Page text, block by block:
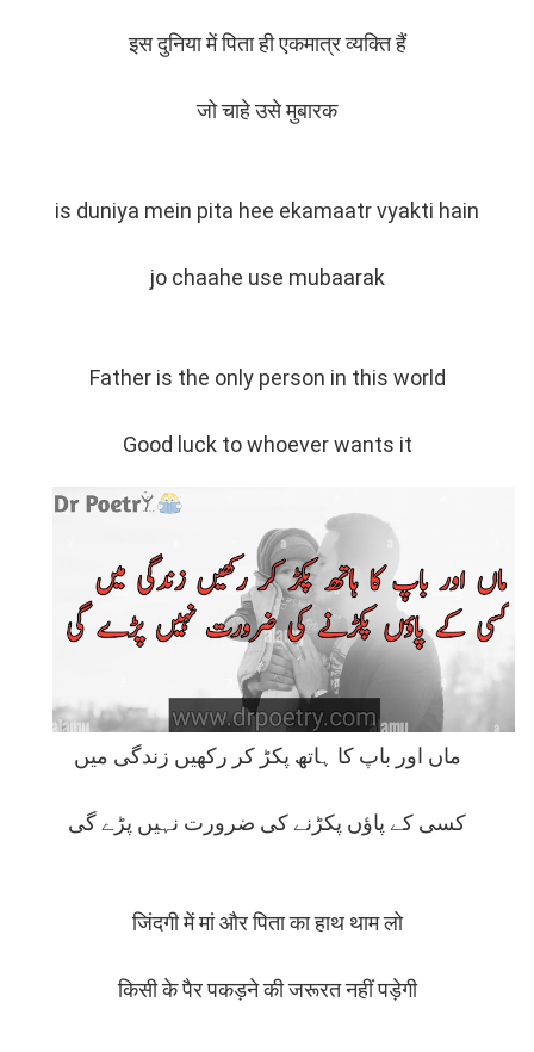
इस दुनिया में पिता ही एकमात्र व्यक्ति हैं
जो चाहे उसे मुबारक
is duniya mein pita hee ekamaatr vyakti hain
jo chaahe use mubaarak
Father is the only person in this world
Good luck to whoever wants it
ماں اور باپ کا ہاتھ پکڑ کر رکھیں زندگی میں
کسی کے پاؤں پکڑنے کی ضرورت نہیں پڑے گی
जिंदगी में मां और पिता का हाथ थाम लो
किसी के पैर पकड़ने की जरूरत नहीं पड़ेगी